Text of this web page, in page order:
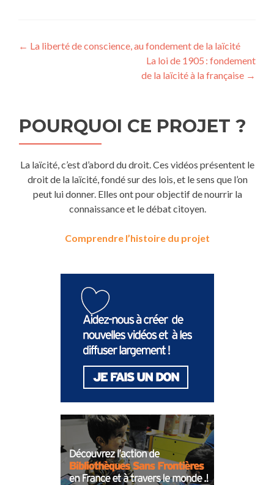
Navigation
← La liberté de conscience, au fondement de la laïcité
La loi de 1905 : fondement
de la laïcité à la française →
POURQUOI CE PROJET ?
La laïcité,c’est d’abord du droit. Ces vidéos présentent le
droit de la laïcité,fondé sur des lois,et le sens que l’on
peut lui donner. Elles ont pour objectif de nourrir la
connaissance et le débat citoyen.
Comprendre l’histoire du projet